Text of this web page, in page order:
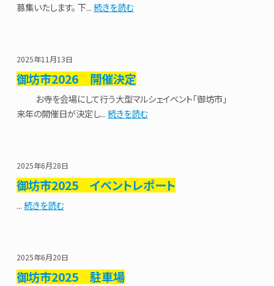
募集いたします。 下...続きを読む
2025年11月13日
御坊市2026 開催決定
お寺を会場にして行う大型マルシェイベント「御坊市」
来年の開催日が決定し...続きを読む
2025年6月28日
御坊市2025 イベントレポート
...続きを読む
2025年6月20日
御坊市2025 駐車場